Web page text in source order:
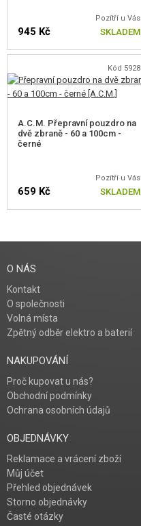
Pozítří u Vás
945 Kč SKLADEM
Kód 5928
A.C.M. Přepravní pouzdro na
dvě zbraně - 60 a 100cm -
černé
Pozítří u Vás
659 Kč SKLADEM
O NÁS
Kontakt
O společnosti
Volná místa
Zpětný odběr elektro a baterií
NAKUPOVÁNÍ
Proč kupovat u nás?
Obchodní podmínky
Ochrana osobních údajů
OBJEDNÁVKY
Reklamace a vrácení zboží
Můj účet
Přehled objednávek
Storno objednávky
Časté otázky